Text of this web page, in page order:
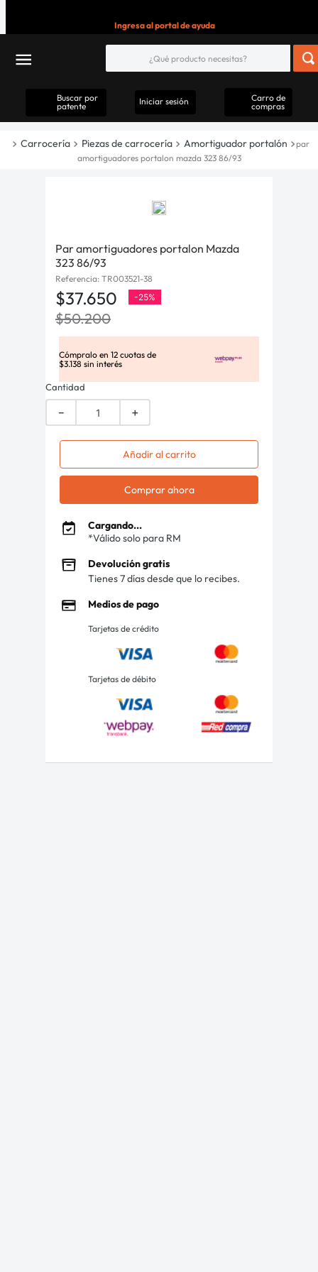
Ingresa al portal de ayuda
Buscar por
patente
Iniciar sesión
Carro de
compras
Carrocería Piezas de carrocería Amortiguador portalón
par
amortiguadores portalon mazda 323 86/93
Par amortiguadores portalon Mazda
323 86/93
Referencia: TR003521-38
$37.650 -25%
$50.200
Cómpralo en 12 cuotas de
$3.138 sin interés
Cantidad
＋
－
Añadir al carrito
Comprar ahora
Cargando...
*Válido solo para RM
Devolución gratis
Tienes 7 días desde que lo recibes.
Medios de pago
Tarjetas de crédito
Tarjetas de débito